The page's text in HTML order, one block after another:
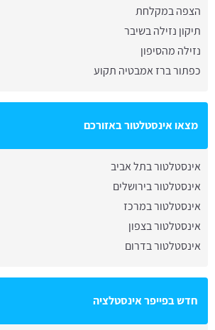
הצפה במקלחת
תיקון נזילה בשיבר
נזילה מהסיפון
כפתור ברז אמבטיה תקוע
מצאו אינסטלטור באזורכם
אינסטלטור בתל אביב
אינסטלטור בירושלים
אינסטלטור במרכז
אינסטלטור בצפון
אינסטלטור בדרום
חדש בפייפר אינסטלציה
אינסטלטור בחבצלת השרון: